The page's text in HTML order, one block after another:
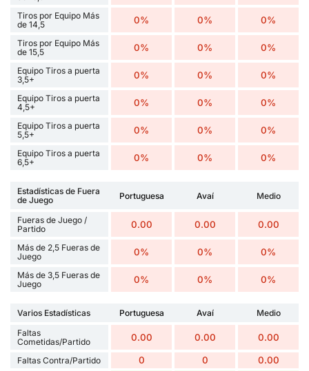
Tiros por Equipo Más
de 14,5
0% 0% 0%
Tiros por Equipo Más
de 15,5
0% 0% 0%
Equipo Tiros a puerta
3,5+
0% 0% 0%
Equipo Tiros a puerta
4,5+
0% 0% 0%
Equipo Tiros a puerta
5,5+
0% 0% 0%
Equipo Tiros a puerta
6,5+
0% 0% 0%
Estadísticas de Fuera
de Juego
Portuguesa Avaí Medio
Fueras de Juego /
Partido
0.00 0.00 0.00
Más de 2,5 Fueras de
Juego
0% 0% 0%
Más de 3,5 Fueras de
Juego
0% 0% 0%
Varios Estadísticas Portuguesa Avaí
Medio
Faltas
Cometidas/Partido
0.00 0.00 0.00
Faltas Contra/Partido 0 0 0.00